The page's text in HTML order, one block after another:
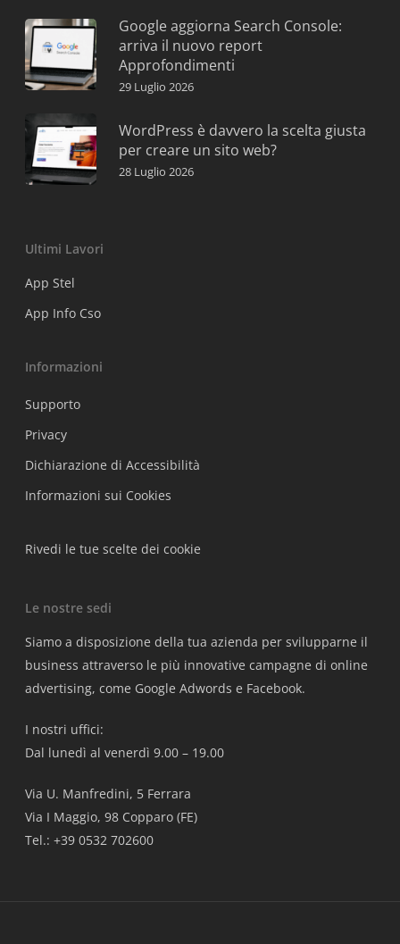
Google aggiorna Search Console:
arriva il nuovo report
Approfondimenti
29 Luglio 2026
WordPress è davvero la scelta giusta
per creare un sito web?
28 Luglio 2026
Ultimi Lavori
App Stel
App Info Cso
Informazioni
Supporto
Privacy
Dichiarazione di Accessibilità
Informazioni sui Cookies
Rivedi le tue scelte dei cookie
Le nostre sedi
Siamo a disposizione della tua azienda per svilupparne il
business attraverso le più innovative campagne di online
advertising, come Google Adwords e Facebook.
I nostri uffici:
Dal lunedì al venerdì 9.00 – 19.00
Via U. Manfredini, 5 Ferrara
Via I Maggio, 98 Copparo (FE)
Tel.: +39 0532 702600